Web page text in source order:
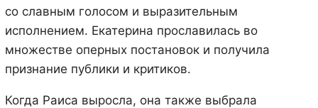
со славным голосом и выразительным
исполнением. Екатерина прославилась во
множестве оперных постановок и получила
признание публики и критиков.
Когда Раиса выросла, она также выбрала